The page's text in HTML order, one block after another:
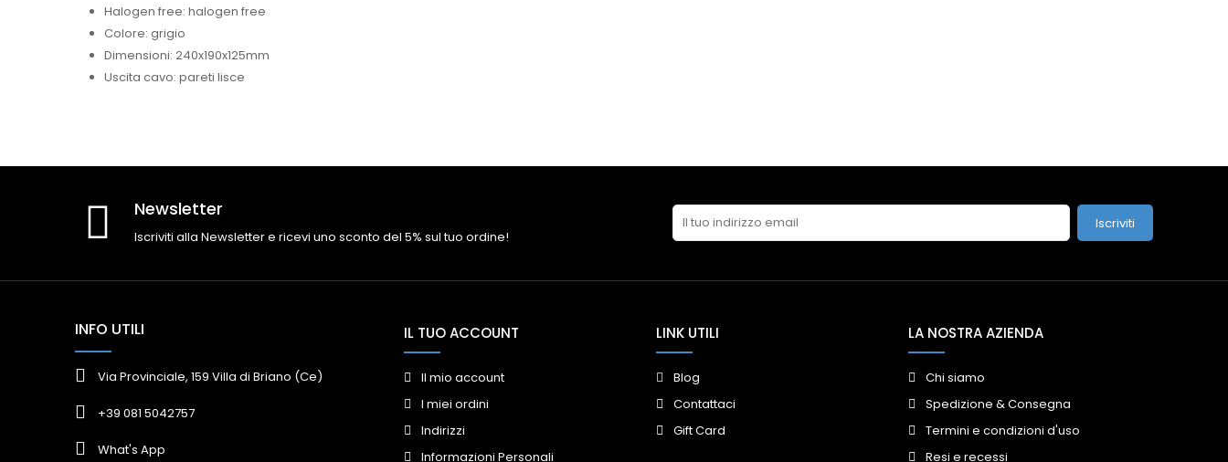
Halogen free: halogen free
Colore: grigio
Dimensioni: 240x190x125mm
Uscita cavo: pareti lisce
Newsletter
Iscriviti alla Newsletter e ricevi uno sconto del 5% sul tuo ordine!
Iscriviti
INFO UTILI
Via Provinciale, 159 Villa di Briano (Ce)
+39 081 5042757
What's App
IL TUO ACCOUNT
Il mio account
I miei ordini
Indirizzi
Informazioni Personali
LINK UTILI
Blog
Contattaci
Gift Card
LA NOSTRA AZIENDA
Chi siamo
Spedizione & Consegna
Termini e condizioni d'uso
Resi e recessi